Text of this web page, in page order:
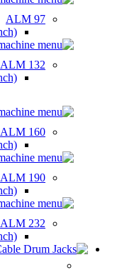
ALM 97
ALM 132
ALM 160
ALM 190
ALM 232